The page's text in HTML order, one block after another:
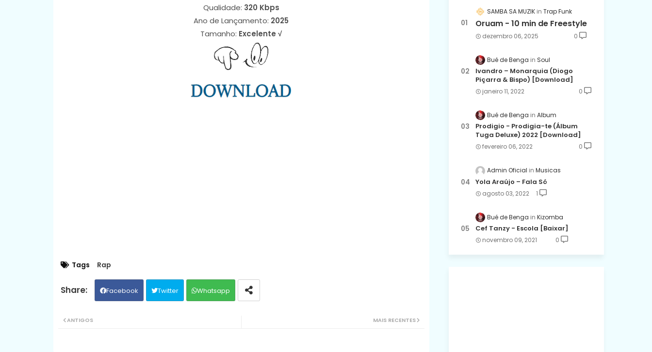
Qualidade: 320 Kbps
Ano de Lançamento: 2025
Tamanho: Excelente √
Tags Rap
Facebook Twitter Whatsapp
MAIS RECENTES
ANTIGOS
SAMBA SA MUZIK Trap Funk
Oruam - 10 min de Freestyle
dezembro 06, 2025 0
Bué de Benga Soul
Ivandro – Monarquia (Diogo
Piçarra & Bispo) [Download]
janeiro 11, 2022 0
Bué de Benga Album
Prodigio - Prodigia-te (Álbum
Tuga Deluxe) 2022 [Download]
fevereiro 06, 2022 0
Admin Oficial Musicas
Yola Araújo – Fala Só
agosto 03, 2022 1
Bué de Benga Kizomba
Cef Tanzy - Escola [Baixar]
novembro 09, 2021 0